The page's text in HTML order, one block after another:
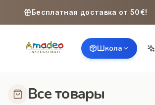
Бесплатная доставка от 50€!
Школа
Все товары